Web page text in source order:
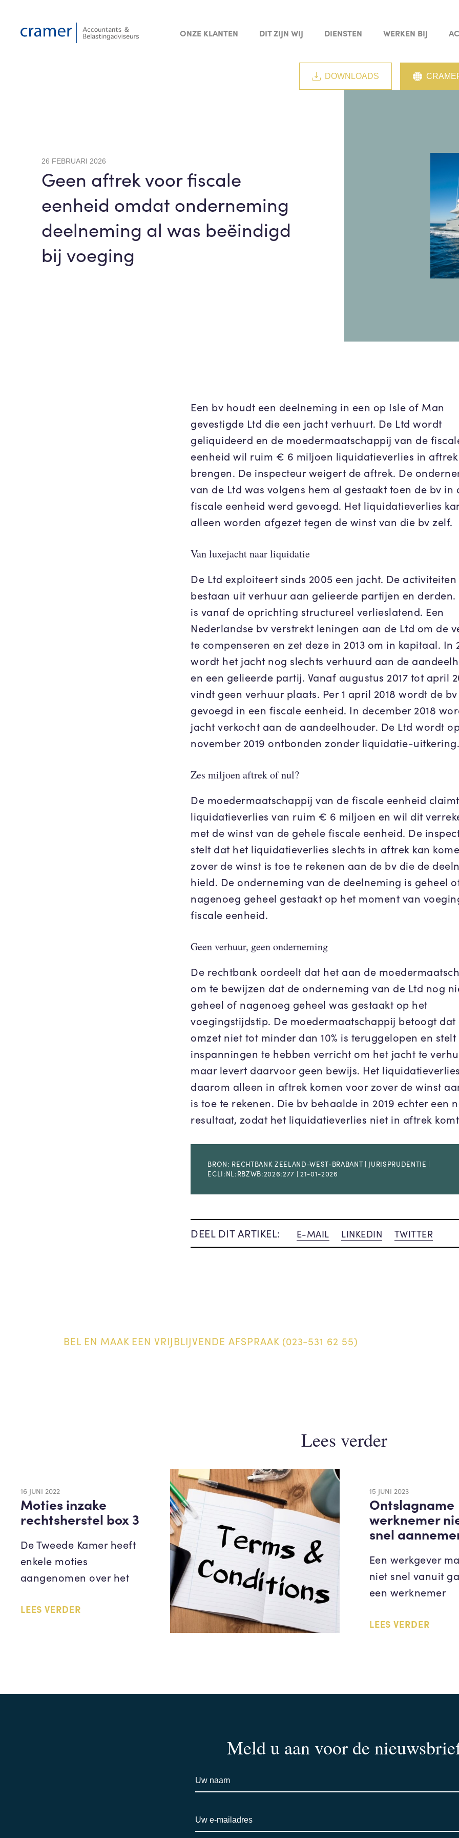
ONZE KLANTEN DIT ZIJN WIJ DIENSTEN WERKEN BIJ
DOWNLOADS
26 FEBRUARI 2026
Geen aftrek voor fiscale
eenheid omdat onderneming
deelneming al was beëindigd
bij voeging
Een bv houdt een deelneming in een op Isle of Man
gevestigde Ltd die een jacht verhuurt. De Ltd wordt
geliquideerd en de moedermaatschappij van de
eenheid wil ruim € 6 miljoen liquidatieverlies in aftrek
brengen. De inspecteur weigert de aftrek. De
van de Ltd was volgens hem al gestaakt toen de bv in
fiscale eenheid werd gevoegd. Het liquidatieverlies
alleen worden afgezet tegen de winst van die bv zelf.
Van luxejacht naar liquidatie
De Ltd exploiteert sinds 2005 een jacht. De activiteiten
bestaan uit verhuur aan gelieerde partijen en derden.
is vanaf de oprichting structureel verlieslatend. Een
Nederlandse bv verstrekt leningen aan de Ltd om de
te compenseren en zet deze in 2013 om in kapitaal. In
wordt het jacht nog slechts verhuurd aan de
en een gelieerde partij. Vanaf augustus 2017 tot april
vindt geen verhuur plaats. Per 1 april 2018 wordt de bv
gevoegd in een fiscale eenheid. In december 2018
jacht verkocht aan de aandeelhouder. De Ltd wordt
november 2019 ontbonden zonder liquidatie-uitkering.
Zes miljoen aftrek of nul?
De moedermaatschappij van de fiscale eenheid
liquidatieverlies van ruim € 6 miljoen en wil dit
met de winst van de gehele fiscale eenheid. De
stelt dat het liquidatieverlies slechts in aftrek kan
zover de winst is toe te rekenen aan de bv die de
hield. De onderneming van de deelneming is geheel
nagenoeg geheel gestaakt op het moment van
fiscale eenheid.
Geen verhuur, geen onderneming
De rechtbank oordeelt dat het aan de
om te bewijzen dat de onderneming van de Ltd nog
geheel of nagenoeg geheel was gestaakt op het
voegingstijdstip. De moedermaatschappij betoogt dat
omzet niet tot minder dan 10% is teruggelopen en stelt
inspanningen te hebben verricht om het jacht te
maar levert daarvoor geen bewijs. Het
daarom alleen in aftrek komen voor zover de winst
is toe te rekenen. Die bv behaalde in 2019 echter een
resultaat, zodat het liquidatieverlies niet in aftrek
BRON: RECHTBANK ZEELAND-WEST-BRABANT | JURISPRUDENTIE |
ECLI:NL:RBZWB:2026:277 | 21-01-2026
DEEL DIT ARTIKEL: E-MAIL LINKEDIN TWITTER
BEL EN MAAK EEN VRIJBLIJVENDE AFSPRAAK (023-531 62 55)
Lees verder
16 JUNI 2022
Moties inzake
rechtsherstel box 3
De Tweede Kamer heeft
enkele moties
aangenomen over het
LEES VERDER
15 JUNI 2023
Ontslagname
werknemer
snel
Een werkgever
niet snel vanuit
een werknemer
LEES VERDER
Meld u aan voor de